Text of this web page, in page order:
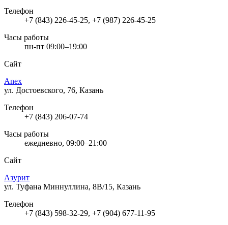
Телефон
+7 (843) 226-45-25, +7 (987) 226-45-25
Часы работы
пн-пт 09:00–19:00
Сайт
Anex
ул. Достоевского, 76, Казань
Телефон
+7 (843) 206-07-74
Часы работы
ежедневно, 09:00–21:00
Сайт
Азурит
ул. Туфана Миннуллина, 8В/15, Казань
Телефон
+7 (843) 598-32-29, +7 (904) 677-11-95